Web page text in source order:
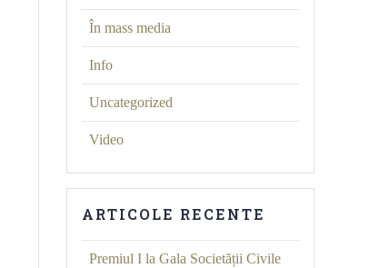
În mass media
Info
Uncategorized
Video
ARTICOLE RECENTE
Premiul I la Gala Societății Civile